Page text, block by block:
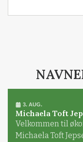
3. AUG.
Michaela Toft
Velkommen til
Michaela Toft